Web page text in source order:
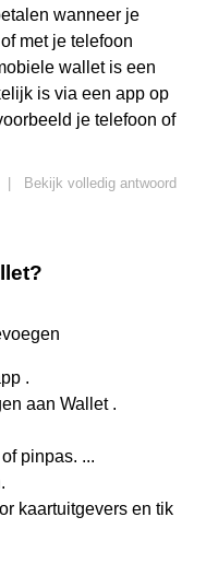
wanneer je
met je telefoon
wallet is een
is via een app op
je telefoon of
Bekijk volledig antwoord
.
aan Wallet .
pinpas. ...
kaartuitgevers en tik